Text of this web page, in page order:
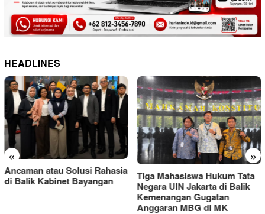
HEADLINES
« »
Ancaman atau Solusi Rahasia
di Balik Kabinet Bayangan
Tiga Mahasiswa Hukum Tata
Negara UIN Jakarta di Balik
Kemenangan Gugatan
Anggaran MBG di MK